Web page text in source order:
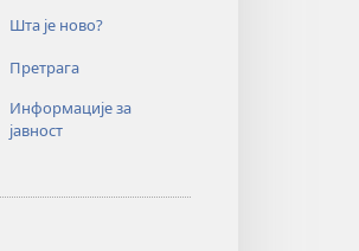
Шта је ново?
Претрага
Информације за
јавност